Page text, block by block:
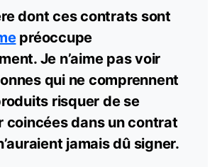
dont ces contrats sont
préoccupe
Je n’aime pas voir
qui ne comprennent
risquer de se
coincées dans un contrat
jamais dû signer.